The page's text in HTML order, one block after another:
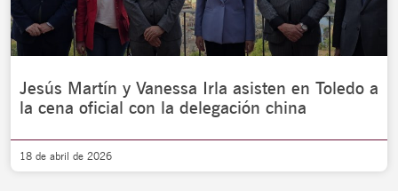
Jesús Martín y Vanessa Irla asisten en Toledo a
la cena oficial con la delegación china
18 de abril de 2026